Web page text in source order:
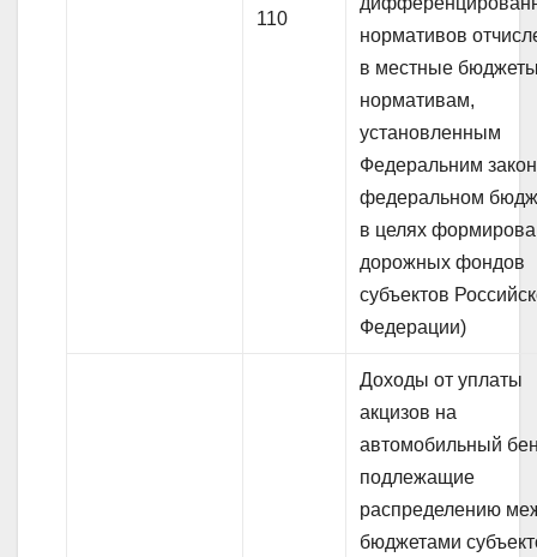
110
нормативов
в местные
нормативам,
установленным
Федеральним
федеральном
в целях
дорожных фондов
субъектов
Федерации)
Доходы от уплаты
акцизов на
автомобильный
подлежащие
распределению
бюджетами